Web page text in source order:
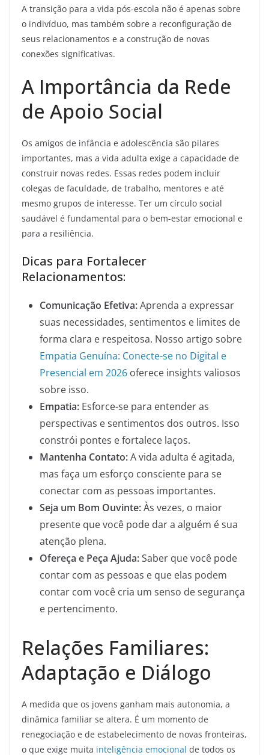
A transição para a vida pós-escola não é apenas sobre
o indivíduo, mas também sobre a reconfiguração de
seus relacionamentos e a construção de novas
conexões significativas.
A Importância da Rede
de Apoio Social
Os amigos de infância e adolescência são pilares
importantes, mas a vida adulta exige a capacidade de
construir novas redes. Essas redes podem incluir
colegas de faculdade, de trabalho, mentores e até
mesmo grupos de interesse. Ter um círculo social
saudável é fundamental para o bem-estar emocional e
para a resiliência.
Dicas para Fortalecer
Relacionamentos:
Comunicação Efetiva:Aprenda a expressar
suas necessidades, sentimentos e limites de
forma clara e respeitosa. Nosso artigo sobre
Empatia Genuína: Conecte-se no Digital e
Presencial em 2026 oferece insights valiosos
sobre isso.
Empatia: Esforce-se para entender as
perspectivas e sentimentos dos outros. Isso
constrói pontes e fortalece laços.
Mantenha Contato:A vida adulta é agitada,
mas faça um esforço consciente para se
conectar com as pessoas importantes.
Seja um Bom Ouvinte:Às vezes, o maior
presente que você pode dar a alguém é sua
atenção plena.
Ofereça e Peça Ajuda:Saber que você pode
contar com as pessoas e que elas podem
contar com você cria um senso de segurança
e pertencimento.
Relações Familiares:
Adaptação e Diálogo
A medida que os jovens ganham mais autonomia, a
dinâmica familiar se altera. É um momento de
renegociação e de estabelecimento de novas fronteiras,
o que exige muita inteligência emocional de todos os